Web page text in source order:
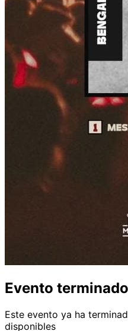
Evento terminado
Este evento ya ha
disponibles